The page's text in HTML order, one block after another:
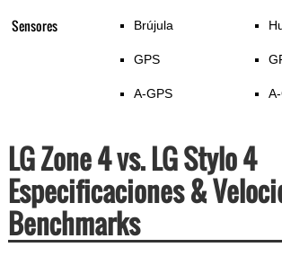
Sensores Brújula
GPS
A-GPS
LG Zone 4 vs. LG Stylo 4
Especificaciones &
Benchmarks